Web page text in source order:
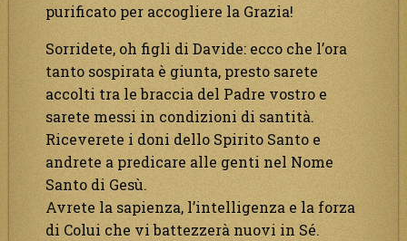
purificato per accogliere la Grazia!
Sorridete, oh figli di Davide: ecco che l’ora
tanto sospirata è giunta, presto sarete
accolti tra le braccia del Padre vostro e
sarete messi in condizioni di santità.
Riceverete i doni dello Spirito Santo e
andrete a predicare alle genti nel Nome
Santo di Gesù.
Avrete la sapienza, l’intelligenza e la forza
di Colui che vi battezzerà nuovi in Sé.